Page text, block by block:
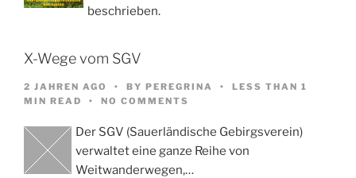
beschrieben.
X-Wege vom SGV
2 JAHREN AGO BY PEREGRINA
LESS THAN 1
MIN READ
NO COMMENTS
Der SGV (Sauerländische Gebirgsverein)
verwaltet eine ganze Reihe von
Weitwanderwegen,…